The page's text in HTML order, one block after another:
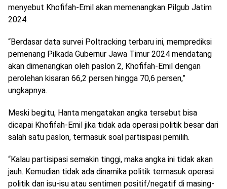
menyebut Khofifah-Emil akan memenangkan Pilgub Jatim
2024.
“Berdasar data survei Poltracking terbaru ini, memprediksi
pemenang Pilkada Gubernur Jawa Timur 2024 mendatang
akan dimenangkan oleh paslon 2, Khofifah-Emil dengan
perolehan kisaran 66,2 persen hingga 70,6 persen,”
ungkapnya.
Meski begitu, Hanta mengatakan angka tersebut bisa
dicapai Khofifah-Emil jika tidak ada operasi politik besar dari
salah satu paslon, termasuk soal partisipasi pemilih.
“Kalau partisipasi semakin tinggi, maka angka ini tidak akan
jauh. Kemudian tidak ada dinamika politik termasuk operasi
politik dan isu-isu atau sentimen positif/negatif di masing-